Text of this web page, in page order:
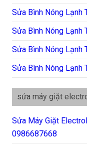
Sửa Bình Nóng Lạnh
Sửa Bình Nóng Lạnh
Sửa Bình Nóng Lạnh
Sửa Bình Nóng Lạnh
sửa máy giặt
Sửa Máy Giặt
0986687668